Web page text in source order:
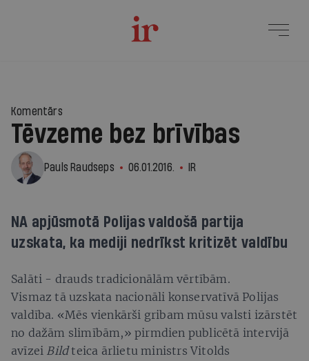
Komentārs
Tēvzeme bez brīvības
Pauls Raudseps 06.01.2016. IR
NA apjūsmotā Polijas valdošā partija
uzskata, ka mediji nedrīkst kritizēt valdību
Salāti - drauds tradicionālām vērtībām.
Vismaz tā uzskata nacionāli konservatīvā Polijas
valdība. «Mēs vienkārši gribam mūsu valsti izārstēt
no dažām slimībām,» pirmdien publicētā intervijā
avīzei Bildteica ārlietu ministrs Vitolds